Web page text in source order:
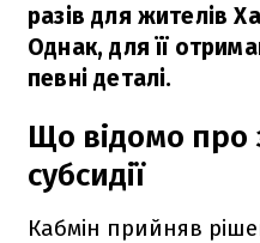
разів для жителів
Однак, для її
певні деталі.
Що відомо про
субсидії
Кабмін прийняв